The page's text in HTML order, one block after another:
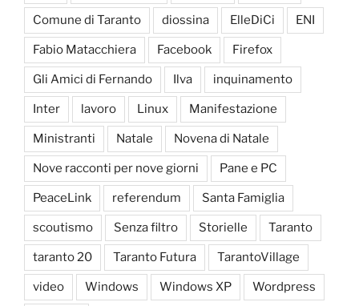
Comune di Taranto diossina ElleDiCi ENI
Fabio Matacchiera Facebook Firefox
Gli Amici di Fernando Ilva inquinamento
Inter lavoro Linux Manifestazione
Ministranti Natale Novena di Natale
Nove racconti per nove giorni Pane e PC
PeaceLink referendum Santa Famiglia
scoutismo Senza filtro Storielle Taranto
taranto 20 Taranto Futura TarantoVillage
video Windows Windows XP Wordpress